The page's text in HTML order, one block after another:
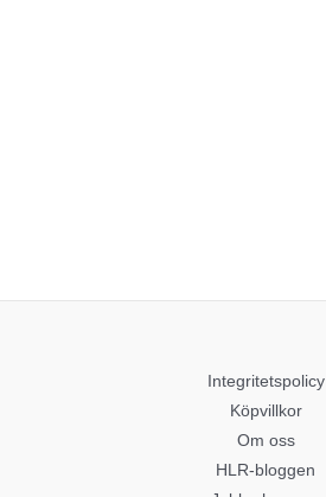
Integritetspolicy
Köpvillkor
Om oss
HLR-bloggen